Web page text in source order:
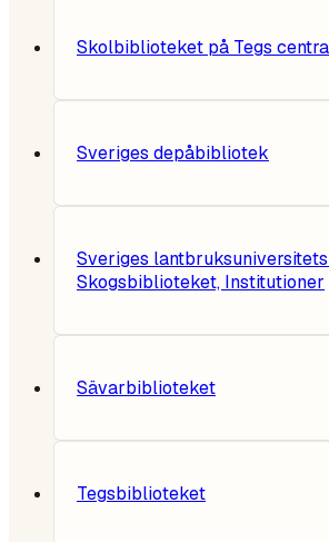
Skolbiblioteket på Tegs
Sveriges depåbibliotek
Sveriges
Skogsbiblioteket, Institutioner
Sävarbiblioteket
Tegsbiblioteket